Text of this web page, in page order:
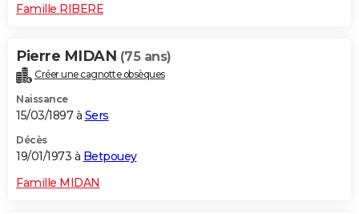
Famille RIBERE
Pierre MIDAN (75 ans)
Créer une cagnotte obsèques
Naissance
15/03/1897 à Sers
Décès
19/01/1973 à Betpouey
Famille MIDAN